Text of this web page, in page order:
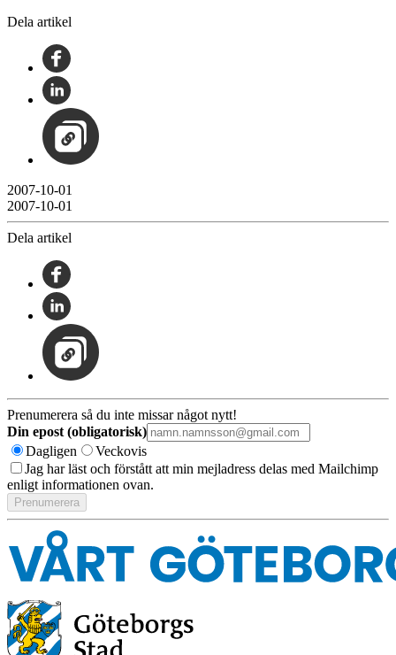
Dela artikel
2007-10-01
2007-10-01
Dela artikel
Prenumerera så du inte missar något nytt!
Din epost (obligatorisk)
Dagligen
Veckovis
Jag har läst och förstått att min mejladress delas med Mailchimp
enligt informationen ovan.